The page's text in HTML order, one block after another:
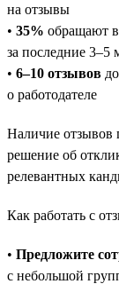
на отзывы
• 35% обращают
за последние 3–5
• 6–10 отзывов
о работодателе
Наличие отзывов
решение об
релевантных
Как работать с
• Предложите
с небольшой